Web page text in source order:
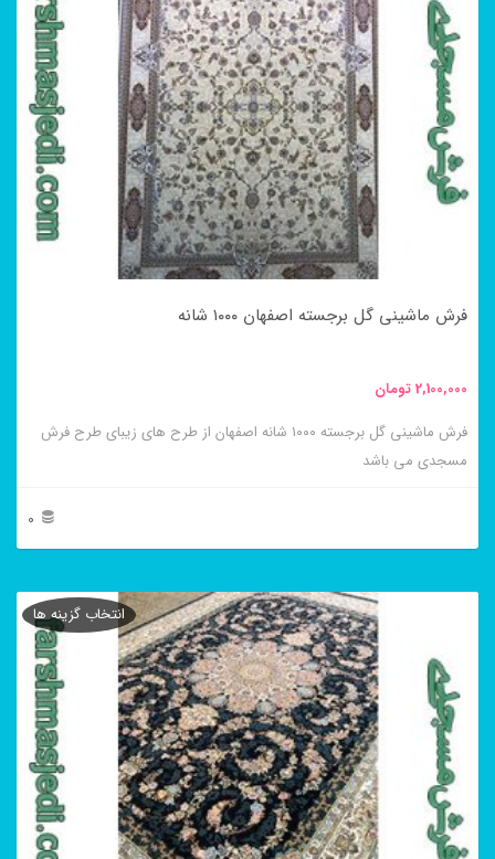
مختلفی
باشد.
گزینه
ها
صفحه
انتخاب
شوند
فرش ماشینی گل برجسته اصفهان ۱۰۰۰ شانه
2,100,000تومان
فرش ماشینی گل برجسته ۱۰۰۰ شانه اصفهان از طرح های زیبای طرح فرش
مسجدی می باشد
0
محصول
مختلفی
باشد.
گزینه
ها
انتخاب گزینه ها